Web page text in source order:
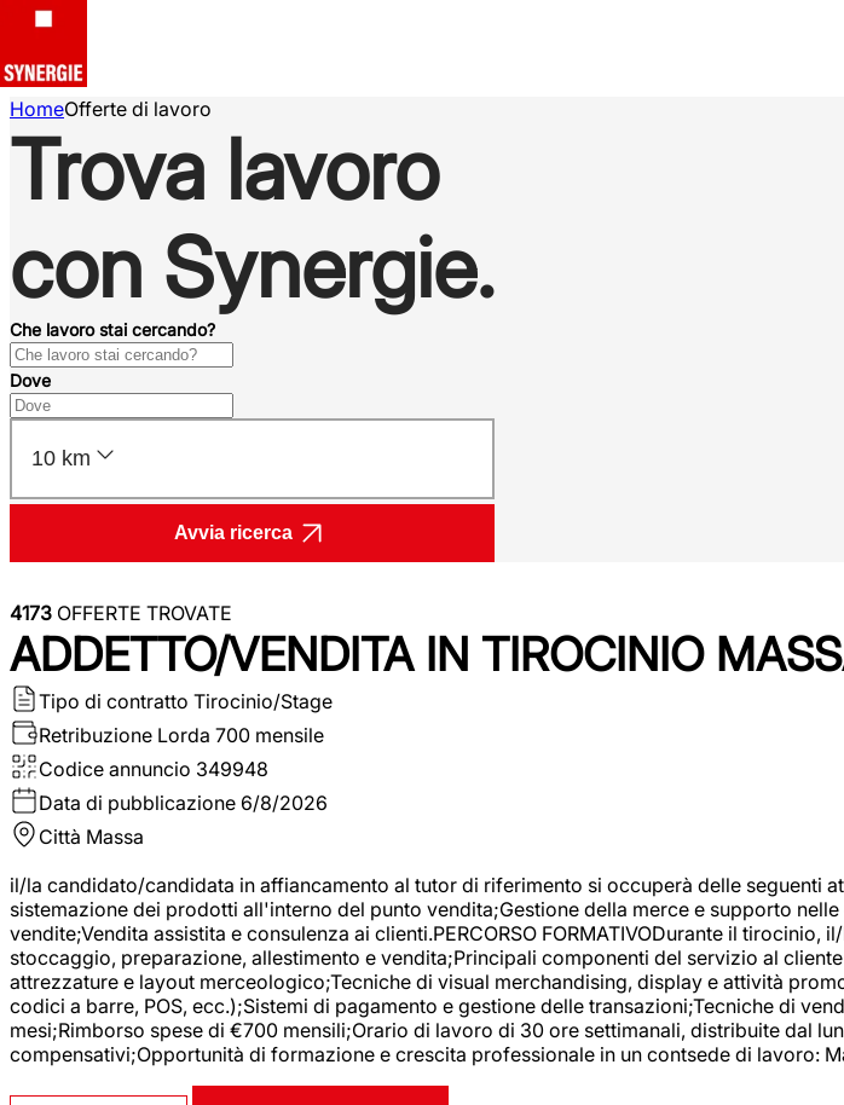
HomeOfferte di lavoro
Trova lavoro
con Synergie.
Che lavoro stai cercando?
Dove
10 km
Avvia ricerca
4173 OFFERTE TROVATE
ADDETTO/VENDITA IN TIROCINIO
Tipo di contratto Tirocinio/Stage
Retribuzione Lorda 700 mensile
Codice annuncio 349948
Data di pubblicazione 6/8/2026
Città Massa
il/la candidato/candidata in affiancamento al tutor di riferimento si occuperà delle seguenti
sistemazione dei prodotti all'interno del punto vendita;Gestione della merce e supporto
vendite;Vendita assistita e consulenza ai clienti.PERCORSO FORMATIVODurante il
stoccaggio, preparazione, allestimento e vendita;Principali componenti del servizio al
attrezzature e layout merceologico;Tecniche di visual merchandising, display e attività
codici a barre, POS, ecc.);Sistemi di pagamento e gestione delle transazioni;Tecniche di
mesi;Rimborso spese di €700 mensili;Orario di lavoro di 30 ore settimanali, distribuite dal
compensativi;Opportunità di formazione e crescita professionale in un contsede di lavoro: